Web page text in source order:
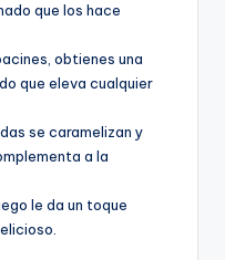
que los hace
obtienes una
que eleva cualquier
se caramelizan y
a la
le da un toque